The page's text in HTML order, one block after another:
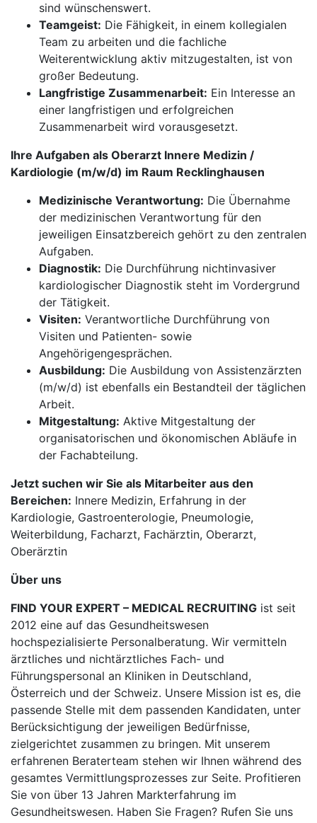
sind wünschenswert.
Teamgeist: Die Fähigkeit, in einem kollegialen
Team zu arbeiten und die fachliche
Weiterentwicklung aktiv mitzugestalten, ist von
großer Bedeutung.
Langfristige Zusammenarbeit: Ein Interesse an
einer langfristigen und erfolgreichen
Zusammenarbeit wird vorausgesetzt.
Ihre Aufgaben als Oberarzt Innere Medizin /
Kardiologie (m/w/d) im Raum Recklinghausen
Medizinische Verantwortung: Die Übernahme
der medizinischen Verantwortung für den
jeweiligen Einsatzbereich gehört zu den zentralen
Aufgaben.
Diagnostik: Die Durchführung nichtinvasiver
kardiologischer Diagnostik steht im Vordergrund
der Tätigkeit.
Visiten: Verantwortliche Durchführung von
Visiten und Patienten- sowie
Angehörigengesprächen.
Ausbildung: Die Ausbildung von Assistenzärzten
(m/w/d) ist ebenfalls ein Bestandteil der täglichen
Arbeit.
Mitgestaltung: Aktive Mitgestaltung der
organisatorischen und ökonomischen Abläufe in
der Fachabteilung.
Jetzt suchen wir Sie als Mitarbeiter aus den
Bereichen: Innere Medizin, Erfahrung in der
Kardiologie, Gastroenterologie, Pneumologie,
Weiterbildung, Facharzt, Fachärztin, Oberarzt,
Oberärztin
Über uns
FIND YOUR EXPERT – MEDICAL RECRUITING ist seit
2012 eine auf das Gesundheitswesen
hochspezialisierte Personalberatung. Wir vermitteln
ärztliches und nichtärztliches Fach- und
Führungspersonal an Kliniken in Deutschland,
Österreich und der Schweiz. Unsere Mission ist es, die
passende Stelle mit dem passenden Kandidaten, unter
Berücksichtigung der jeweiligen Bedürfnisse,
zielgerichtet zusammen zu bringen. Mit unserem
erfahrenen Beraterteam stehen wir Ihnen während des
gesamtes Vermittlungsprozesses zur Seite. Profitieren
Sie von über 13 Jahren Markterfahrung im
Gesundheitswesen. Haben Sie Fragen? Rufen Sie uns